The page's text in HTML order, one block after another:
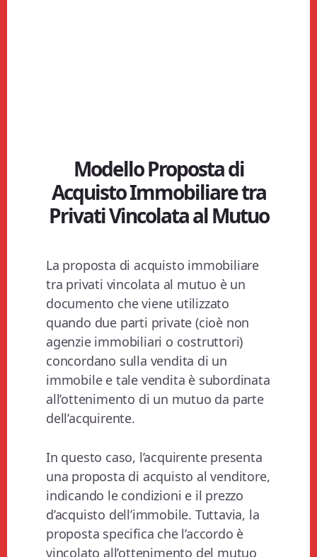
Modello Proposta di
Acquisto Immobiliare tra
Privati Vincolata al Mutuo
La proposta di acquisto immobiliare
tra privati vincolata al mutuo è un
documento che viene utilizzato
quando due parti private (cioè non
agenzie immobiliari o costruttori)
concordano sulla vendita di un
immobile e tale vendita è subordinata
all’ottenimento di un mutuo da parte
dell’acquirente.
In questo caso, l’acquirente presenta
una proposta di acquisto al venditore,
indicando le condizioni e il prezzo
d’acquisto dell’immobile. Tuttavia, la
proposta specifica che l’accordo è
vincolato all’ottenimento del mutuo